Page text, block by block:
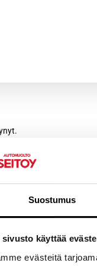
Suostumus
sivusto käyttää
evästeitä